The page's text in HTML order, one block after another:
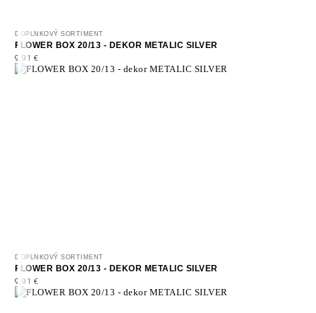
DOPLNKOVÝ SORTIMENT
FLOWER BOX 20/13 - DEKOR METALIC SILVER
9,91 €
DOPLNKOVÝ SORTIMENT
FLOWER BOX 20/13 - DEKOR METALIC SILVER
9,91 €